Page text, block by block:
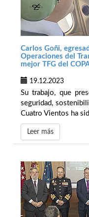
Carlos Goñi,
Operaciones del
mejor TFG del
19.12.2023
Su trabajo, que
seguridad,
Cuatro Vientos ha
Leer más